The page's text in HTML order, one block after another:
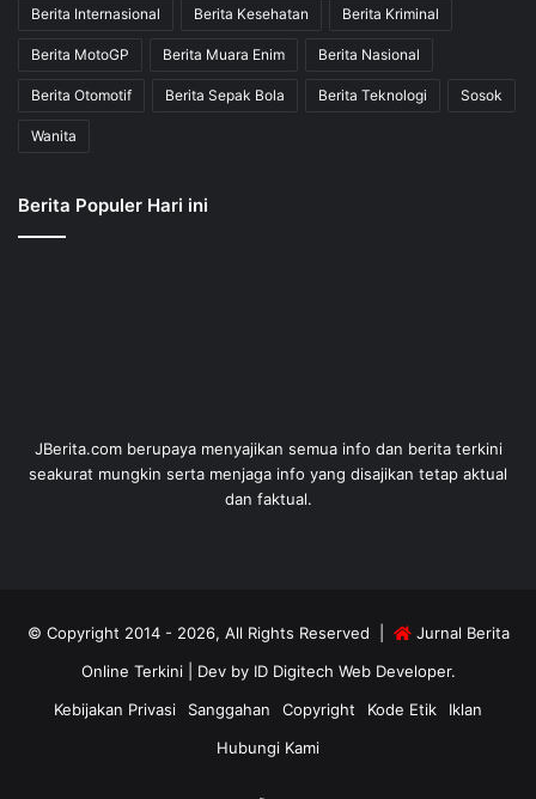
Berita Internasional Berita Kesehatan Berita Kriminal
Berita MotoGP Berita Muara Enim Berita Nasional
Berita Otomotif Berita Sepak Bola Berita Teknologi Sosok
Wanita
Berita Populer Hari ini
JBerita.com berupaya menyajikan semua info dan berita terkini
seakurat mungkin serta menjaga info yang disajikan tetap aktual
dan faktual.
© Copyright 2014 - 2026, All Rights Reserved |
Jurnal Berita
Online Terkini| Dev by ID Digitech Web Developer.
Kebijakan Privasi
Sanggahan Copyright Kode Etik
Iklan
Hubungi Kami